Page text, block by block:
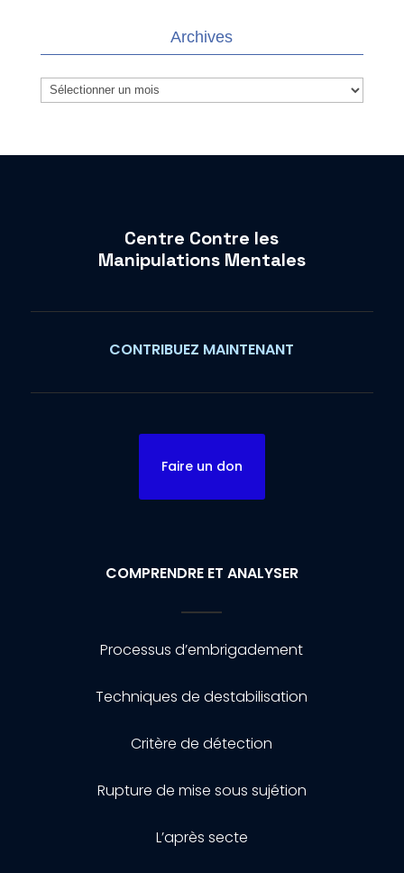
Archives
Archives
Centre Contre les
Manipulations Mentales
CONTRIBUEZ MAINTENANT
Faire un don
COMPRENDRE ET ANALYSER
Processus d’embrigadement
Techniques de destabilisation
Critère de détection
Rupture de mise sous sujétion
L’après secte